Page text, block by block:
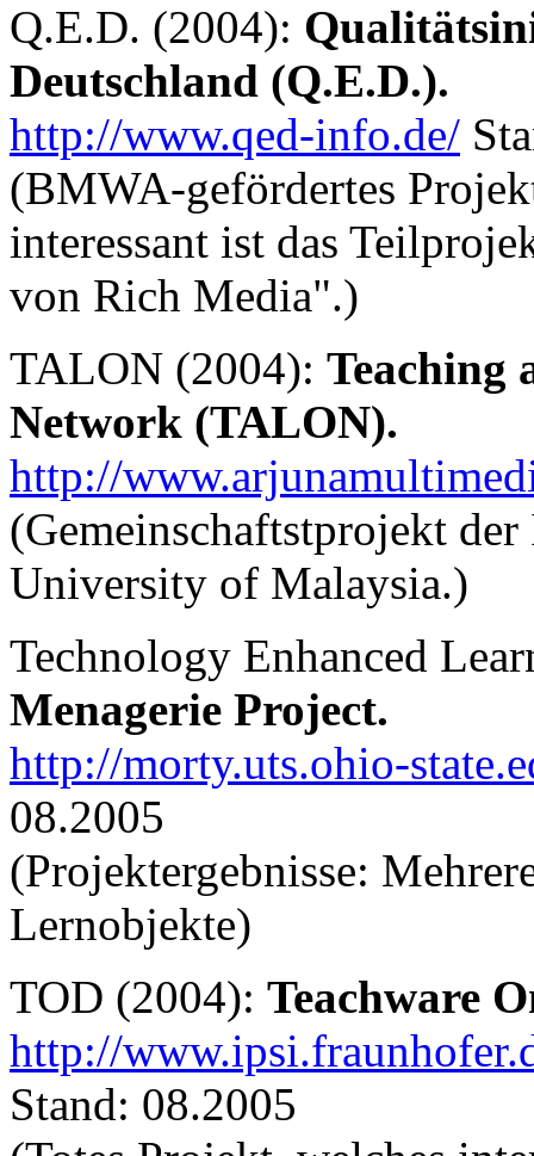
Q.E.D. (2004):
Deutschland (Q.E.D.).
http://www.qed-info.de/
(BMWA-gefördertes
interessant ist das
von Rich Media".)
TALON (2004): Teaching
Network (TALON).
http://
(Gemeinschaftstprojekt
University of Malaysia.)
Technology Enhanced
Menagerie Project.
http://morty.uts.ohio-
08.2005
(Projektergebnisse:
Lernobjekte)
TOD (2004): Teachware
http://
Stand: 08.2005